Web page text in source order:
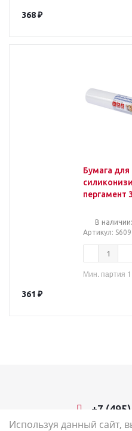
368₽
Бумага
пергамент
609586
В
Артикул:
Мин. партия
361 ₽
+7
Используя данный сайт,